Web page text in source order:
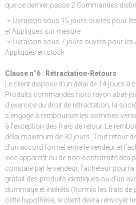
que ce dernier passe 2 Commandes
-> Livraison sous 15 jours ouvrés pour
et Appliques sur mesure
-> Livraison sous 7 jours ouvrés pour les
Appliques en stock
Clause n°6 : Rétractation-Retours
Le client dispose d'un délai de 14 jours à
Produits commandés hors rayon abat-
d'exercice du droit de rétractation, la
s'engage à rembourser les sommes
à l'exception des frais de retour. Le
délai maximum de 30 jours. Tout retour
d’un accord formel entre le vendeur et
vice apparent ou de non-conformité des
constaté par le vendeur, l’acheteur
gratuit des produits identiques ou d’un
dommage et intérêts (hormis les frais de
cette hypothèse, le client devra renvoyer